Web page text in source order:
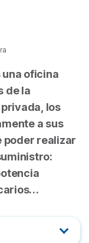
una oficina
de la
los
a sus
poder realizar